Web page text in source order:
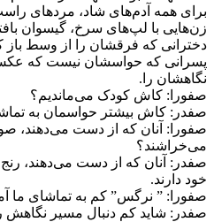
برای همه آدم‌های شاد، مردهای
زن‌هایی با لپ‌های سرخ، گیسوان
دخترانی که فرقشان را از وسط باز
پسرانی که حواسشان نیست که عکس
نگاهشان را.
صفورا: کاش کودک می‌ماندیم؟
صفدر: کاش بیشتر حواسمان به
صفورا: آنان که از دست می‌دهند،
می‌خراشند؟
صفدر: آنان که از دست می‌دهند، رنج
خود دارند.
صفورا: ” نرگس” کم به تماشای ما
صفدر: شاید کم دنبال مسیر نگاهش